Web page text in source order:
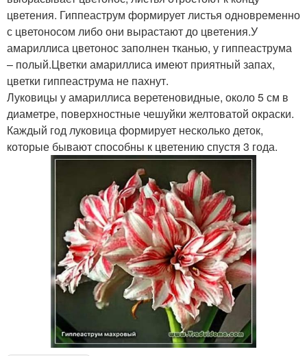
цветения. Гиппеаструм формирует листья одновременно
с цветоносом либо они вырастают до цветения.У
амариллиса цветонос заполнен тканью, у гиппеаструма
– полый.Цветки амариллиса имеют приятный запах,
цветки гиппеаструма не пахнут.
Луковицы у амариллиса веретеновидные, около 5 см в
диаметре, поверхностные чешуйки желтоватой окраски.
Каждый год луковица формирует несколько деток,
которые бывают способны к цветению спустя 3 года.